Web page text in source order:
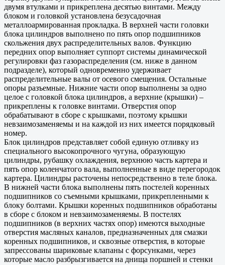
двумя втулками и прикреплена десятью винтами. Между
блоком и головкой установлена безусадочная
металлоармированная прокладка. В верхней части головки
блока цилиндров выполнено по пять опор подшипников
скольжения двух распределительных валов. Функцию
передних опор выполняет суппорт системы динамической
регулировки фаз газораспределения (см. ниже в данном
подразделе), который одновременно удерживает
распределительные валы от осевого смещения. Остальные
опоры разъемные. Нижние части опор выполнены за одно
целое с головкой блока цилиндров, а верхние (крышки) –
прикреплены к головке винтами. Отверстия опор
обрабатывают в сборе с крышками, поэтому крышки
невзаимозаменяемы и на каждой из них имеется порядковый
номер.
Блок цилиндров представляет собой единую отливку из
специального высокопрочного чугуна, образующую
цилиндры, рубашку охлаждения, верхнюю часть картера и
пять опор коленчатого вала, выполненные в виде перегородок
картера. Цилиндры расточены непосредственно в теле блока.
В нижней части блока выполнены пять постелей коренных
подшипников со съемными крышками, прикрепленными к
блоку болтами. Крышки коренных подшипников обработаны
в сборе с блоком и невзаимозаменяемы. В постелях
подшипников (в верхних частях опор) имеются выходные
отверстия масляных каналов, предназначенных для смазки
коренных подшипников, и сквозные отверстия, в которые
запрессованы шариковые клапаны с форсунками, через
которые масло разбрызгивается на днища поршней и стенки